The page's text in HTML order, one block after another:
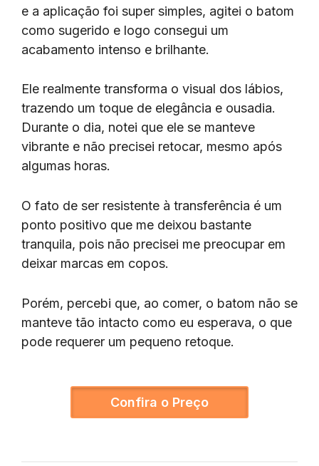
e a aplicação foi super simples, agitei o batom
como sugerido e logo consegui um
acabamento intenso e brilhante.
Ele realmente transforma o visual dos lábios,
trazendo um toque de elegância e ousadia.
Durante o dia, notei que ele se manteve
vibrante e não precisei retocar, mesmo após
algumas horas.
O fato de ser resistente à transferência é um
ponto positivo que me deixou bastante
tranquila, pois não precisei me preocupar em
deixar marcas em copos.
Porém, percebi que, ao comer, o batom não se
manteve tão intacto como eu esperava, o que
pode requerer um pequeno retoque.
Confira o Preço